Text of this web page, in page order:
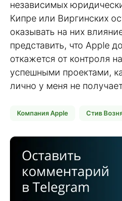
независимых
Кипре или Виргинских
оказывать на них
представить, что Apple
откажется от контроля
успешными проектами,
лично у меня не
Компания Apple Стив